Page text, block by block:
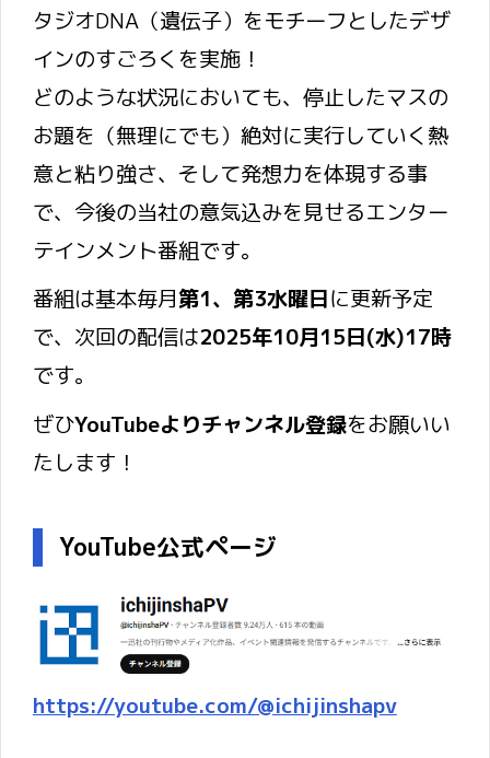
タジオDNA（遺伝子）をモチーフとしたデザ
インのすごろくを実施！
どのような状況においても、停止したマスの
お題を（無理にでも）絶対に実行していく熱
意と粘り強さ、そして発想力を体現する事
で、今後の当社の意気込みを見せるエンター
テインメント番組です。
番組は基本毎月第1、第3水曜日に更新予定
で、次回の配信は2025年10月15日(水)17時
です。
ぜひYouTubeよりチャンネル登録をお願いい
たします！
YouTube公式ページ
https://youtube.com/@ichijinshapv